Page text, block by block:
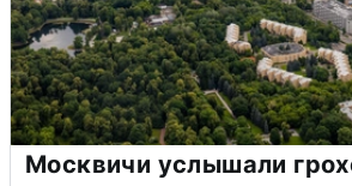
Москвичи услышали